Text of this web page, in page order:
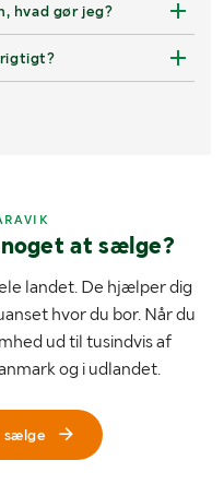
hvad gør jeg?
rigtigt?
at sælge?
landet. De hjælper dig
hvor du bor. Når du
ud til tusindvis af
og i udlandet.
sælge